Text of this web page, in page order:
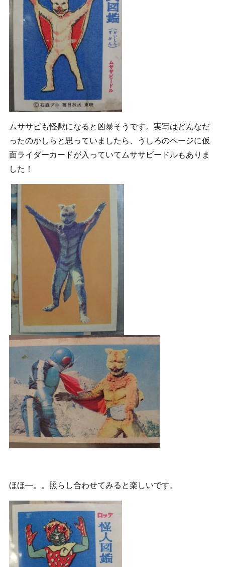
ムササビも怪獣になると凶暴そうです。実写はどんなだ
ったのかしらと思っていましたら、うしろのページに仮
面ライダーカードが入っていてムササビードルもありま
した！
ほほ―。。照らし合わせてみると楽しいです。